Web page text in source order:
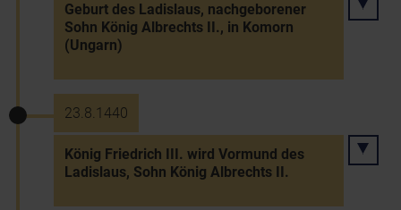
Geburt des Ladislaus, nachgeborener
Sohn König Albrechts II., in Komorn
(Ungarn)
23.8.1440
König Friedrich III. wird Vormund des
Ladislaus, Sohn König Albrechts II.